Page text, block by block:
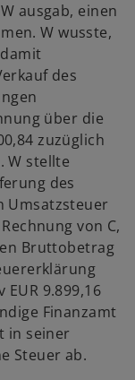
ausgab, einen
W wusste,
des
über die
zuzüglich
W stellte
des
Umsatzsteuer
von C,
Bruttobetrag
9.899,16
Finanzamt
in seiner
Steuer ab.